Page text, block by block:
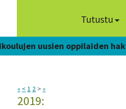
Tutustu
uusien oppilaiden
« < 1 2 > »
2019: